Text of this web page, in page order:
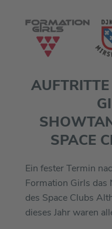
SPACE
Ein fester Termin
Formation Girls das
des Space Clubs
dieses Jahr waren